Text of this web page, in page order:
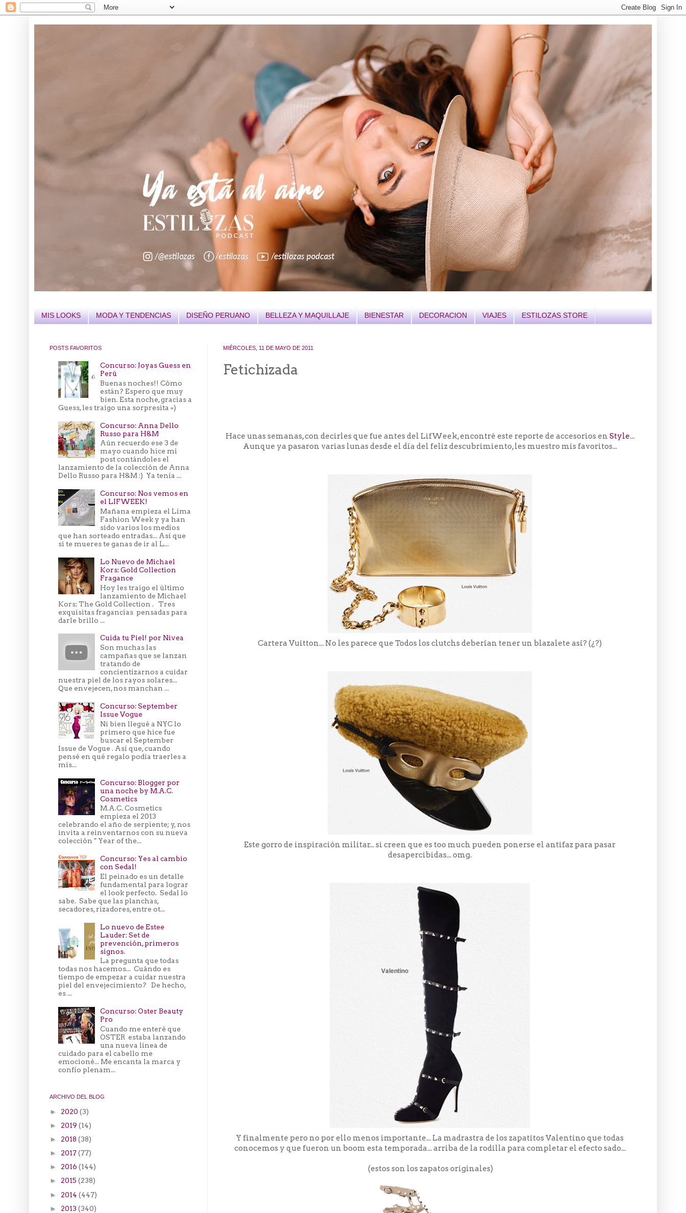
MIS LOOKS MODA Y TENDENCIAS DISEÑO PERUANO BELLEZA Y MAQUILLAJE BIENESTAR DECORACION VIAJES ESTILOZAS STORE
MIÉRCOLES, 11 DE MAYO DE 2011
Fetichizada
Hace unas semanas, con decirles que fue antes del LifWeek, encontré este reporte de accesorios en Style...
Aunque ya pasaron varias lunas desde el día del feliz descubrimiento, les muestro mis favoritos...
Cartera Vuitton... No les parece que Todos los clutchs deberían tener un blazalete así? (¿?)
Este gorro de inspiración militar... si creen que es too much pueden ponerse el antifaz para pasar
desapercibidas... omg.
Y finalmente pero no por ello menos importante... La madrastra de los zapatitos Valentino que todas
conocemos y que fueron un boom esta temporada... arriba de la rodilla para completar el efecto sado...
(estos son los zapatos originales)
POSTS FAVORITOS
Concurso: Joyas Guess en
Perú
Buenas noches!! Cómo
están? Espero que muy
bien. Esta noche, gracias a
Guess, les traigo una sorpresita =)
Concurso: Anna Dello
Russo para H&M
Aún recuerdo ese 3 de
mayo cuando hice mi
post contándoles el
lanzamiento de la colección de Anna
Dello Russo para H&M :) Ya tenía ...
Concurso: Nos vemos en
el LIFWEEK!
Mañana empieza el Lima
Fashion Week y ya han
sido varios los medios
que han sorteado entradas... Así que
si te mueres te ganas de ir al L...
Lo Nuevo de Michael
Kors: Gold Collection
Fragance
Hoy les traigo el último
lanzamiento de Michael
Kors: The Gold Collection . Tres
exquisitas fragancias pensadas para
darle brillo ...
Cuida tu Piel! por Nivea
Son muchas las
campañas que se lanzan
tratando de
concientizarnos a cuidar
nuestra piel de los rayos solares...
Que envejecen, nos manchan ...
Concurso: September
Issue Vogue
Ni bien llegué a NYC lo
primero que hice fue
buscar el September
Issue de Vogue . Así que, cuando
pensé en qué regalo podía traerles a
mis...
Concurso: Blogger por
una noche by M.A.C.
Cosmetics
M.A.C. Cosmetics
empieza el 2013
celebrando el año de serpiente; y, nos
invita a reinventarnos con su nueva
colección " Year of the...
Concurso: Yes al cambio
con Sedal!
El peinado es un detalle
fundamental para lograr
el look perfecto. Sedal lo
sabe. Sabe que las planchas,
secadores, rizadores, entre ot...
Lo nuevo de Estee
Lauder: Set de
prevención, primeros
signos.
La pregunta que todas
todas nos hacemos... Cuándo es
tiempo de empezar a cuidar nuestra
piel del envejecimiento? De hecho,
es ...
Concurso: Oster Beauty
Pro
Cuando me enteré que
OSTER estaba lanzando
una nueva línea de
cuidado para el cabello me
emocioné... Me encanta la marca y
confío plenam...
ARCHIVO DEL BLOG
► 2020 (3)
► 2019 (14)
► 2018 (38)
► 2017(77)
► 2016 (144)
► 2015 (238)
► 2014 (447)
► 2013 (340)